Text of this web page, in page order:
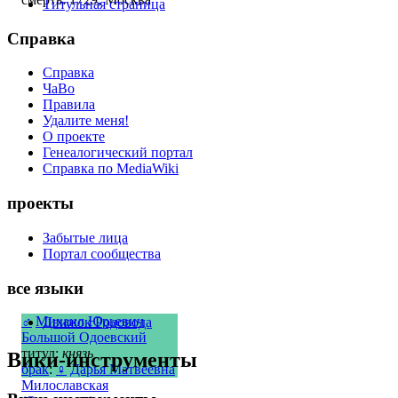
♂ Михаил Юрьевич
Большой Одоевский
титул: князь
брак:♀ Дарья Матвеевна
Милославская
Титульная страница
Справка
Справка
ЧаВо
Правила
Удалите меня!
О проекте
Генеалогический портал
Справка по MediaWiki
проекты
Забытые лица
Портал сообщества
все языки
Движок Родовода
Вики-инструменты